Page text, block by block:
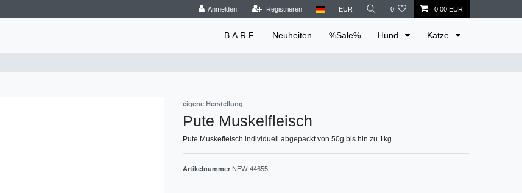
Anmelden Registrieren EUR 0 0,00 EUR
B.A.R.F. Neuheiten %Sale% Hund Katze
eigene Herstellung
Pute Muskelfleisch
Pute Muskefleisch individuell abgepackt von 50g bis hin zu 1kg
Artikelnummer NEW-44655